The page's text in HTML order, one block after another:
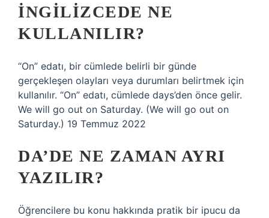
INGILIZCEDE NE
KULLANILIR?
“On” edatı, bir cümlede belirli bir günde
gerçekleşen olayları veya durumları belirtmek için
kullanılır. “On” edatı, cümlede days’den önce gelir.
We will go out on Saturday. (We will go out on
Saturday.) 19 Temmuz 2022
DA’DE NE ZAMAN AYRI
YAZILIR?
Öğrencilere bu konu hakkında pratik bir ipucu da